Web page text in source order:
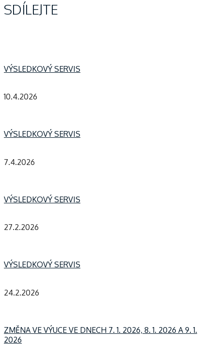
SDÍLEJTE
VÝSLEDKOVÝ SERVIS
10.4.2026
VÝSLEDKOVÝ SERVIS
7.4.2026
VÝSLEDKOVÝ SERVIS
27.2.2026
VÝSLEDKOVÝ SERVIS
24.2.2026
ZMĚNA VE VÝUCE VE DNECH 7. 1. 2026, 8. 1. 2026 A 9. 1.
2026